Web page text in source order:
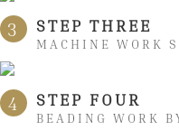
3 STEP THREE
MACHINE WORK
4 STEP FOUR
BEADING WORK